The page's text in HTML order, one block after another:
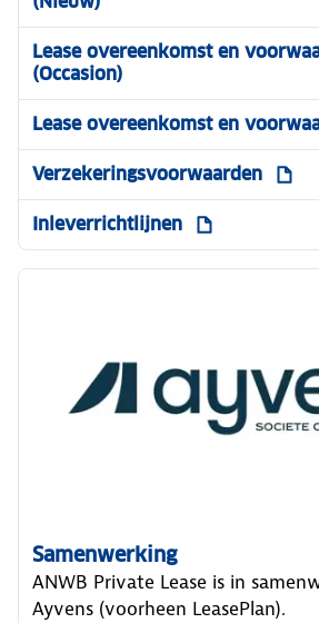
Lease overeenkomst en
(Occasion)
Lease overeenkomst en
Verzekeringsvoorwaarden
Inleverrichtlijnen
Samenwerking
ANWB Private Lease is in
Ayvens (voorheen LeasePlan).